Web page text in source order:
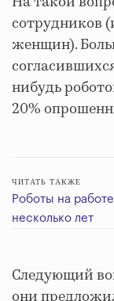
сотрудников
женщин).
нибудь
20%
ЧИТАТЬ ТАКЖЕ
Роботы на
несколько лет
Следующий